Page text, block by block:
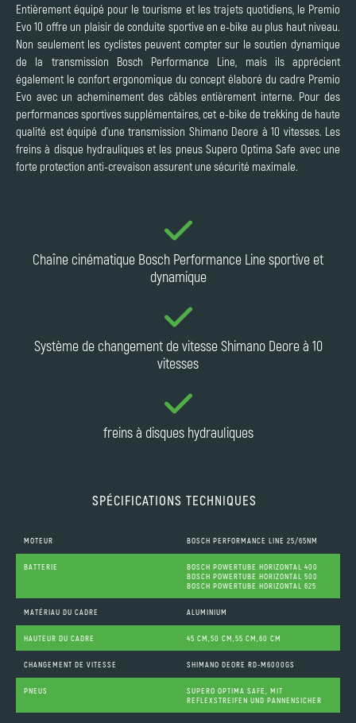
Entièrement équipé pour le tourisme et les trajets quotidiens, le Premio
Evo 10 offre un plaisir de conduite sportive en e-bike au plus haut niveau.
Non seulement les cyclistes peuvent compter sur le soutien dynamique
de la transmission Bosch Performance Line, mais ils apprécient
également le confort ergonomique du concept élaboré du cadre Premio
Evo avec un acheminement des câbles entièrement interne. Pour des
performances sportives supplémentaires, cet e-bike de trekking de haute
qualité est équipé d'une transmission Shimano Deore à 10 vitesses. Les
freins à disque hydrauliques et les pneus Supero Optima Safe avec une
forte protection anti-crevaison assurent une sécurité maximale.
Chaîne cinématique Bosch Performance Line sportive et
dynamique
Système de changement de vitesse Shimano Deore à 10
vitesses
freins à disques hydrauliques
SPÉCIFICATIONS TECHNIQUES
MOTEUR BOSCH PERFORMANCE LINE 25/65NM
BATTERIE
BOSCH POWERTUBE HORIZONTAL 400
BOSCH POWERTUBE HORIZONTAL 500
BOSCH POWERTUBE HORIZONTAL 625
MATÉRIAU DU CADRE ALUMINIUM
HAUTEUR DU CADRE 45 CM,50 CM,55 CM,60 CM
CHANGEMENT DE VITESSE SHIMANO DEORE RD-M6000GS
PNEUS
SUPERO OPTIMA SAFE, MIT
REFLEXSTREIFEN UND PANNENSICHER